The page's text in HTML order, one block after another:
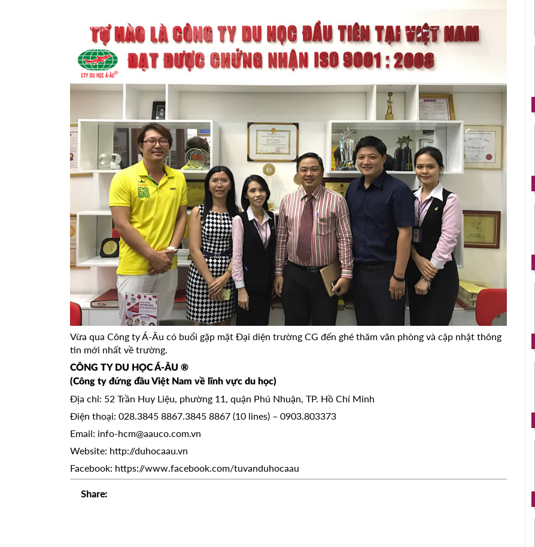
Vừa qua Công ty Á-Âu có buổi gặp mặt Đại diện trường CG đến ghé thăm văn phòng và cập nhật thông
tin mới nhất về trường.
CÔNG TY DU HỌC Á-ÂU ®
(Công ty đứng đầu Việt Nam về lĩnh vực du học)
Địa chỉ: 52 Trần Huy Liệu, phường 11, quận Phú Nhuận, TP. Hồ Chí Minh
Điện thoại: 028.3845 8867.3845 8867 (10 lines) – 0903.803373
Email: info-hcm@aauco.com.vn
Website: http://duhocaau.vn
Facebook: https://www.facebook.com/tuvanduhocaau
Share: